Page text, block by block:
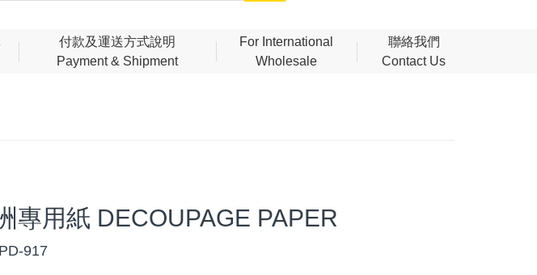
付款及運送方式說明
Payment & Shipment
For International
Wholesale
聯絡我們
Contact Us
專用紙 DECOUPAGE PAPER
PD-917